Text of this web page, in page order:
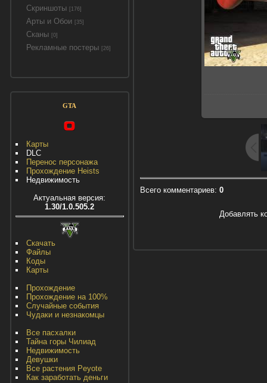
Скриншоты [176]
Арты и Обои [35]
Сканы [0]
Рекламные постеры [26]
GTA
Карты
DLC
Перенос персонажа
Прохождение Heists
Недвижимость
Актуальная версия:
1.30/1.0.505.2
Скачать
Файлы
Коды
Карты
Прохождение
Прохождение на 100%
Случайные события
Чудаки и незнакомцы
Все пасхалки
Тайна горы Чилиад
Недвижимость
Девушки
Все растения Peyote
Как заработать деньги
Всего комментариев: 0
Добавлять